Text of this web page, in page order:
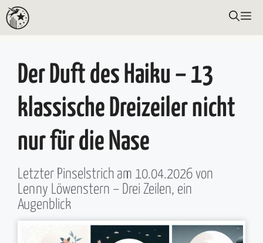
Zum
Inhalt
Der Duft des Haiku – 13
klassische Dreizeiler nicht
nur für die Nase
Letzter Pinselstrich am 10.04.2026 von
Lenny Löwenstern – Drei Zeilen, ein
Augenblick